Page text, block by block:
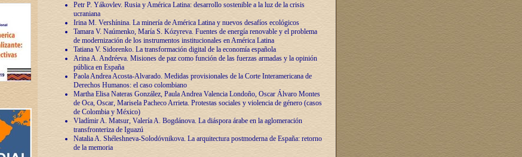
Petr P. Yákovlev. Rusia y América Latina: desarrollo sostenible a la luz de la crisis
ucraniana
Irina M. Vershínina. La minería de América Latina y nuevos desafíos ecológicos
Tamara V. Naúmenko, María S. Kózyreva. Fuentes de energía renovable y el problema
de modernización de los instrumentos institucionales en América Latina
Tatiana V. Sidorenko. La transformación digital de la economía española
Arina A. Andréeva. Misiones de paz como función de las fuerzas armadas y la opinión
pública en España
Paola Andrea Acosta-Alvarado. Medidas provisionales de la Corte Interamericana de
Derechos Humanos: el caso colombiano
Martha Elisa Nateras González, Paula Andrea Valencia Londoño, Oscar Álvaro Montes
de Oca, Oscar, Marisela Pacheco Arrieta. Protestas sociales y violencia de género (casos
de Colombia y México)
Vladímir A. Matsur, Valería A. Bogdánova. La diáspora árabe en la aglomeración
transfronteriza de Iguazú
Natalia A. Shéleshneva-Solodóvnikova. La arquitectura postmoderna de España: retorno
de la memoria